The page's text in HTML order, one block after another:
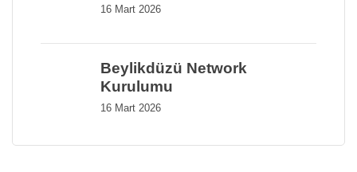
16 Mart 2026
Beylikdüzü Network
Kurulumu
16 Mart 2026